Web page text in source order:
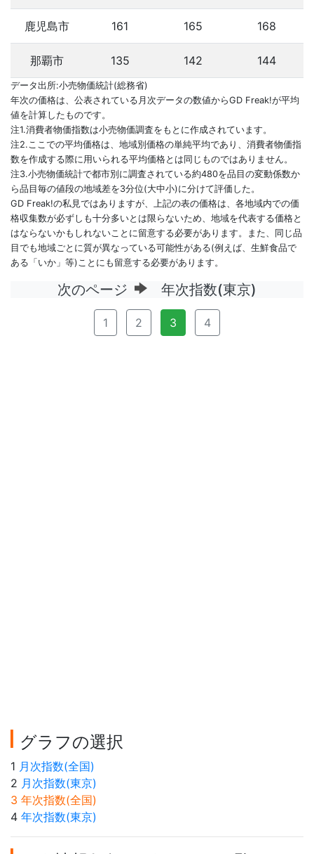
鹿児島市 161 165 168
那覇市 135 142 144
データ出所:小売物価統計(総務省)
年次の価格は、公表されている月次データの数値からGD Freak!が平均
値を計算したものです。
注1.消費者物価指数は小売物価調査をもとに作成されています。
注2.ここでの平均価格は、地域別価格の単純平均であり、消費者物価指
数を作成する際に用いられる平均価格とは同じものではありません。
注3.小売物価統計で都市別に調査されている約480を品目の変動係数か
ら品目毎の値段の地域差を3分位(大中小)に分けて評価した。
GD Freak!の私見ではありますが、上記の表の価格は、各地域内での価
格収集数が必ずしも十分多いとは限らないため、地域を代表する価格と
はならないかもしれないことに留意する必要があります。また、同じ品
目でも地域ごとに質が異なっている可能性がある(例えば、生鮮食品で
ある「いか」等)ことにも留意する必要があります。
次のページ 年次指数(東京)
1 2 3 4
グラフの選択
1 月次指数(全国)
2 月次指数(東京)
3 年次指数(全国)
4 年次指数(東京)